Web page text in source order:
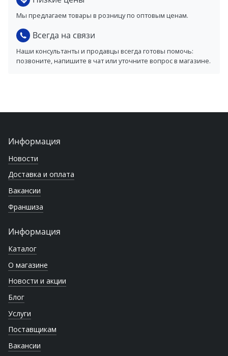
Мы предлагаем товары в розницу по оптовым ценам.
Всегда на связи
Наши консультанты и продавцы всегда готовы помочь:
позвоните, напишите в чат или уточните вопрос в магазине.
Информация
Новости
Доставка и оплата
Вакансии
Франшиза
Информация
Каталог
О магазине
Новости и акции
Блог
Услуги
Поставщикам
Вакансии